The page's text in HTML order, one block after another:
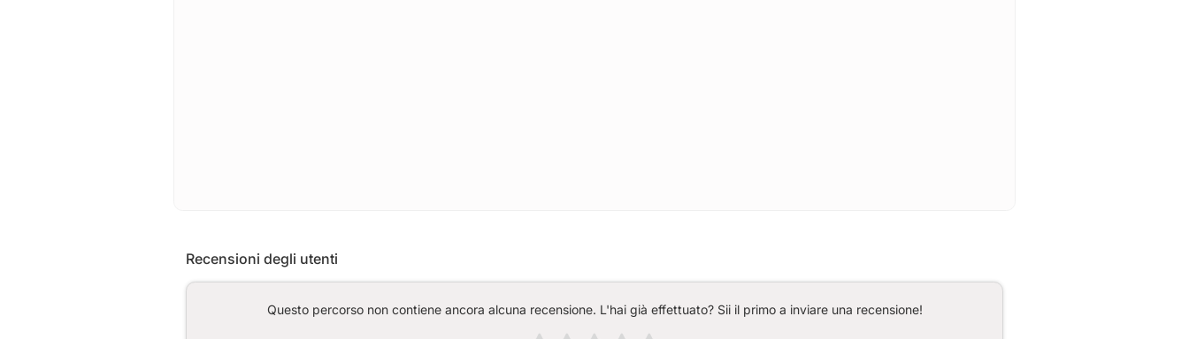
Recensioni degli utenti
Questo percorso non contiene ancora alcuna recensione. L'hai già effettuato? Sii il primo a inviare una recensione!